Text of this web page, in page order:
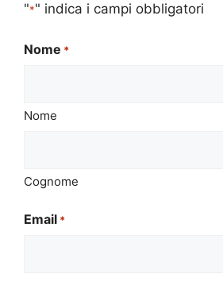
"*" indica i campi obbligatori
Nome *
Nome
Cognome
Email *